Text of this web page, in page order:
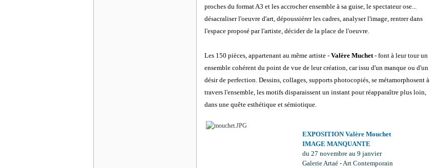
proches du format A3 et les accrocher ensemble à sa guise, le spectateur ose...
désacraliser l'oeuvre d'art, dépoussiérer les cadres, analyser l'image, rentrer dans
l'espace proposé par l'artiste, décider de la place de l'oeuvre.
Les 150 pièces, appartenant au même artiste - Valère Muchet- font à leur tour un
ensemble cohérent du point de vue de leur création, car issu d'un manque ou d'un
désir de perfection. Dessins, collages, supports photocopiés, se métamorphosent à
travers l'ensemble, les motifs disparaissent un instant pour réapparaître plus loin,
dans une quête esthétique et sémiotique.
EXPOSITION Valère Mouchet
IMAGE MANQUANTE
du 27 novembre au 9 janvier
Galerie Artaé - Art Contemporain